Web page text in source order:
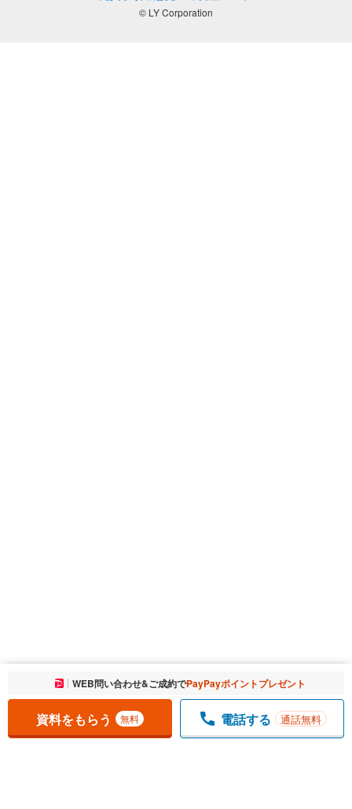
お気に入りに追加しました。 一覧を開く
WEB問い合わせ&ご成約でPayPayポイントプレゼント
資料をもらう 無料 電話する 通話無料
© LY Corporation